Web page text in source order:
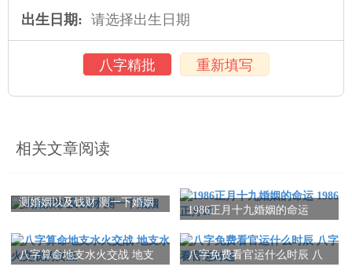
用。
官，表示在这个人在人生转折与运势中可能会遭遇部分困难与挫
折，但也能通过努力与坚持克服困难。
事业发展，也与财富、把健康、性格特征 、情感生活、命运转折
地应对生活中的挑战与变化，追求幸福与成功。
出生日期:
八字精批 重新填写
相关文章阅读
测婚姻以及钱财 测一下婚姻
1986正月十九婚姻的命运
八字算命地支水火交战 地支
八字免费看官运什么时辰 八